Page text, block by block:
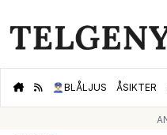
👮🏻‍♂️BLÅLJUS ÅSIKTER